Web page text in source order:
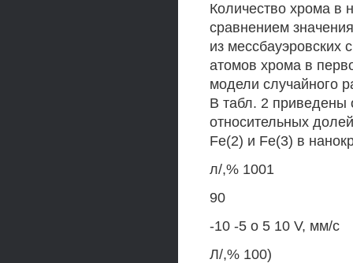
Количество хрома в
сравнением
из мессбауэровских
атомов хрома в
модели случайного
В табл. 2 приведены
относительных
Fe(2) и Fe(3) в
л/,% 1001
90
-10 -5 о 5 10 V, мм/с
Л/,% 100)